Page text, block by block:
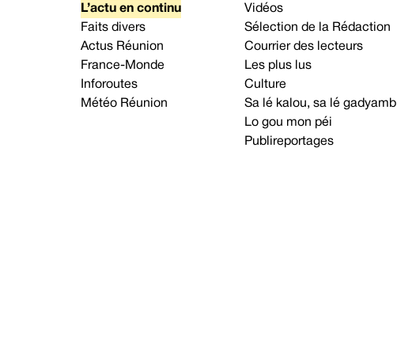
L’actu en continu
Faits divers
Actus Réunion
France-Monde
Inforoutes
Météo Réunion
Vidéos
Sélection de la Rédaction
Courrier des lecteurs
Les plus lus
Culture
Sa lé kalou, sa lé gadyamb
Lo gou mon péi
Publireportages